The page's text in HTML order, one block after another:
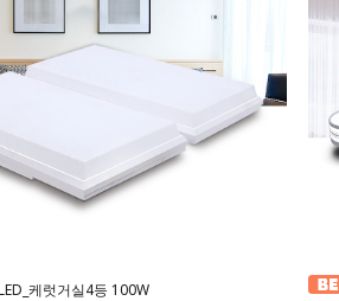
케럿거실4등 100W